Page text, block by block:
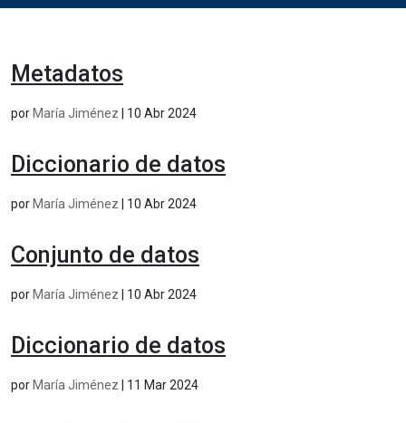
Metadatos
por María Jiménez 10 Abr 2024
Diccionario de datos
por María Jiménez 10 Abr 2024
Conjunto de datos
por María Jiménez 10 Abr 2024
Diccionario de datos
por María Jiménez 11 Mar 2024